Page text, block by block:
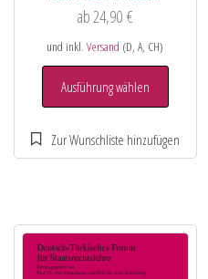
ab24,90€
und inkl.Versand (D, A, CH)
Ausführung wählen